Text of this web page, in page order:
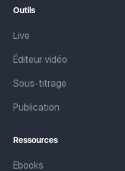
Outils
Live
Éditeur vidéo
Sous-titrage
Publication
Ressources
Ebooks